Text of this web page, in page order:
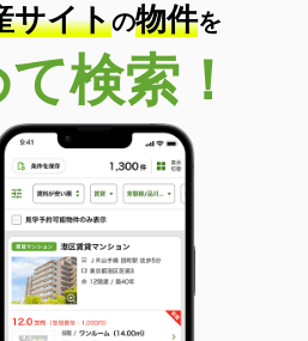
サイトの物件を
検索！